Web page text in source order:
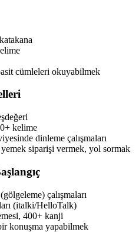
cümleleri okuyabilmek
kelime
dinleme çalışmaları
siparişi vermek, yol sormak
çalışmaları
(italki/HelloTalk)
400+ kanji
konuşma yapabilmek